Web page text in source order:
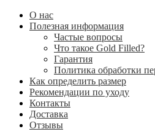
О нас
Полезная информация
Частые вопросы
Что такое Gold Filled?
Гарантия
Политика обработки
Как определить размер
Рекомендации по уходу
Контакты
Доставка
Отзывы